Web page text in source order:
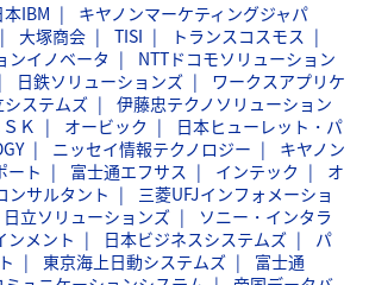
本IBM
キヤノンマーケティングジャパ
大塚商会 TISI
トランスコスモス
ンイノベータ
NTTドコモソリューション
日鉄ソリューションズ
ワークスアプリケ
システムズ
伊藤忠テクノソリューション
Ｋ オービック
日本ヒューレット・パ
ニッセイ情報テクノロジー
キヤノン
ート
富士通エフサス インテック
オ
ンサルタント
三菱UFJインフォメーショ
日立ソリューションズ
ソニー・インタラ
ンメント
日本ビジネスシステムズ
パ
東京海上日動システムズ
富士通